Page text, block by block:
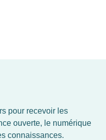
pour recevoir les
ouverte, le numérique
connaissances.